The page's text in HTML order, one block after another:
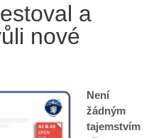
a
nové
Není
žádným
tajemstvím